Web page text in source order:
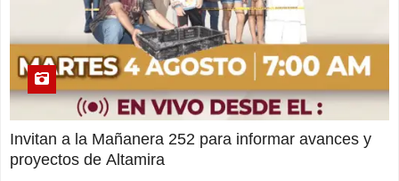
Invitan a la Mañanera 252 para informar avances y
proyectos de Altamira